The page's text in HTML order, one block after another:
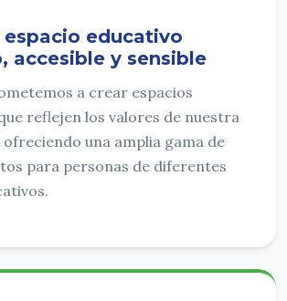
espacio educativo
accesible y sensible
a crear espacios
reflejen los valores de nuestra
una amplia gama de
para personas de diferentes